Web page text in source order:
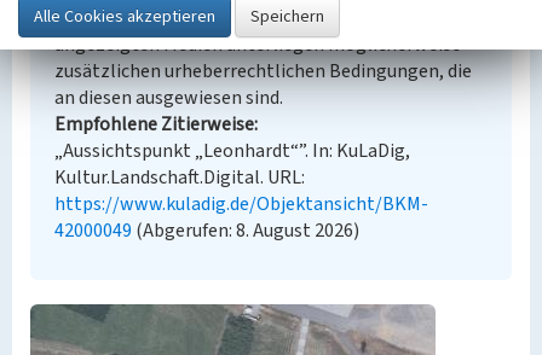
Lizenz dl-by-de/2.0 (Namensnennung). Die
angezeigten Medien unterliegen möglicherweise
zusätzlichen urheberrechtlichen Bedingungen, die
an diesen ausgewiesen sind.
Empfohlene Zitierweise
„Aussichtspunkt „Leonhardt“”. In: KuLaDig,
Kultur.Landschaft.Digital. URL:
https://www.kuladig.de/Objektansicht/BKM-
42000049 (Abgerufen: 8. August 2026)